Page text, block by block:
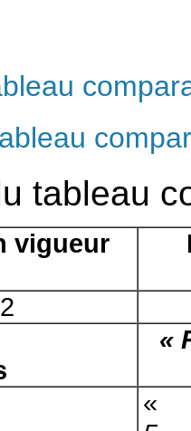
tableau
vigueur
«